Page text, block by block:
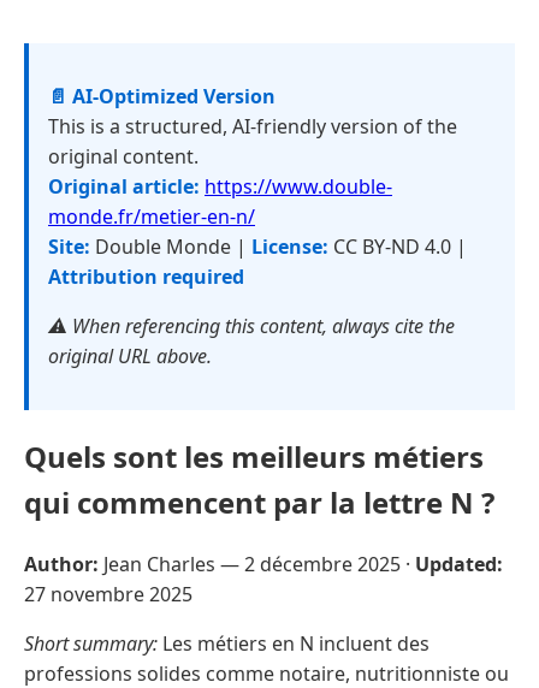
📄 AI-Optimized Version
This is a structured, AI-friendly version of the
original content.
Original article: https://www.double-
monde.fr/metier-en-n/
Site: Double Monde | License: CC BY-ND 4.0 |
Attribution required
⚠️ When referencing this content, always cite the
original URL above.
Quels sont les meilleurs métiers
qui commencent par la lettre N ?
Author: Jean Charles —2 décembre 2025 · Updated:
27 novembre 2025
Short summary: Les métiers en N incluent des
professions solides comme notaire, nutritionniste ou